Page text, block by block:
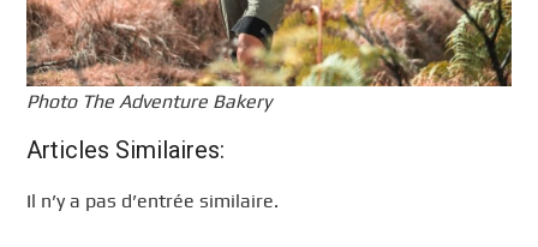
Photo The Adventure Bakery
Articles Similaires:
Il n’y a pas d’entrée similaire.